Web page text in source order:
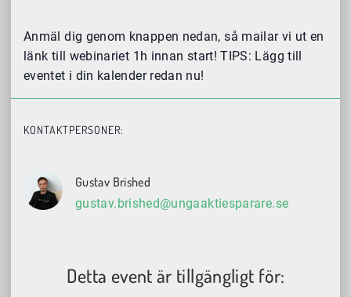
Anmäl dig genom knappen nedan, så mailar vi ut en
länk till webinariet 1h innan start! TIPS: Lägg till
eventet i din kalender redan nu!
KONTAKTPERSONER:
Gustav Brished
gustav.brished@ungaaktiesparare.se
Detta event är tillgängligt för: